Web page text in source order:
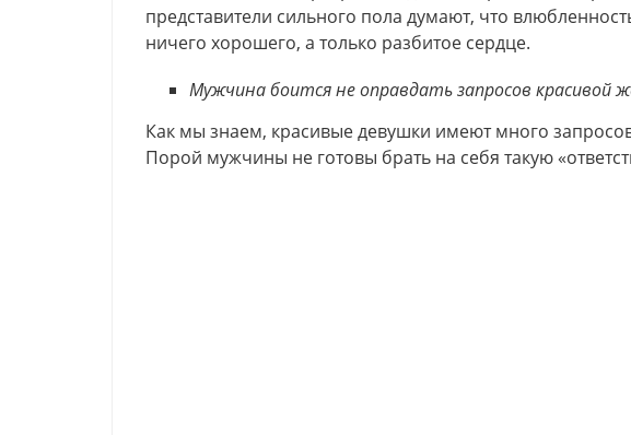
представители сильного пола думают, что
ничего хорошего, а только разбитое сердце.
Мужчина боится не оправдать запросов красивой
Как мы знаем, красивые девушки имеют много
Порой мужчины не готовы брать на себя такую